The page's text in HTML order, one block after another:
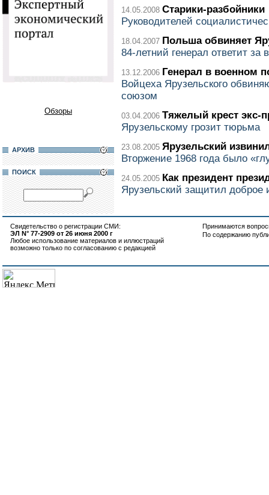
Обзоры
АРХИВ
ПОИСК
14.05.2008 Старики-разбойники
Руководителей
18.04.2007 Польша обвиняет
84-летний генерал ответит за
13.12.2006 Генерал в военном
Войцеха Ярузельского
союзом
03.04.2006 Тяжелый крест экс-
Ярузельскому грозит тюрьма
23.08.2005 Ярузельский
Вторжение 1968 года было
24.05.2005 Как президент
Ярузельский защитил
Свидетельство о регистрации СМИ:
ЭЛ N° 77-2909 от 26 июня 2000 г
Любое использование материалов и иллюстраций
возможно только по согласованию с редакцией
Принимаются
По содержанию